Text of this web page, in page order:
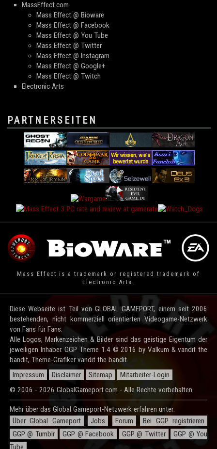
MassEffect.com
Mass Effect @ Bioware
Mass Effect @ Facebook
Mass Effect @ You Tube
Mass Effect @ Twitter
Mass Effect @ Instagram
Mass Effect @ Google+
Mass Effect @ Twitch
Electronic Arts
PARTNERSEITEN
Mass Effect is a trademark or registered trademark of
Electronic Arts.
Diese Webseite ist Teil von GLOBAL GAMEPORT, einem seit 2006
bestehenden, nicht kommerziell orientierten Videogame-Netzwerk
von Fans für Fans.
Alle Logos, Markenzeichen & Bilder sind das geistige Eigentum der
jeweiligen Inhaber. GGP Theme 1.4 © 2016 by Valkum & vandit the
bandit, Theme-Grafiker vandit the bandit.
Impressum
Disclaimer Sitemap
Mitarbeiter-Login
© 2006 - 2026 GlobalGameport.com - Alle Rechte vorbehalten.
Mehr über das Global Gameport-Netzwerk erfahren unter:
Über Global Gameport
Jobs Forum
Bei GGP registrieren
GGP @ Tumblr
GGP @ Facebook GGP @ Twitter
GGP @ You
Tube